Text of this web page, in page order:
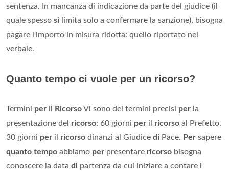
sentenza. In mancanza di indicazione da parte del giudice (il
quale spesso si limita solo a confermare la sanzione), bisogna
pagare l'importo in misura ridotta: quello riportato nel
verbale.
Quanto tempo ci vuole per un ricorso?
Termini per il RicorsoVi sono dei termini precisi per la
presentazione del ricorso: 60 giorni per il ricorso al Prefetto.
30 giorni per il ricorso dinanzi al Giudice di Pace. Per sapere
quanto tempo abbiamo per presentare ricorso bisogna
conoscere la data di partenza da cui iniziare a contare i